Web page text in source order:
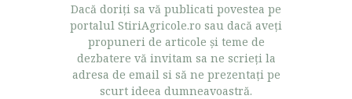
Dacă doriţi sa vă publicati povestea pe
portalul StiriAgricole.ro sau dacă aveţi
propuneri de articole şi teme de
dezbatere vă invitam sa ne scrieţi la
adresa de email si să ne prezentaţi pe
scurt ideea dumneavoastră.